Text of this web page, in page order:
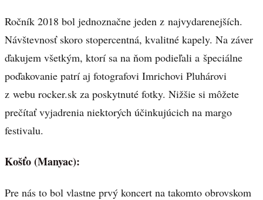
Ročník 2018 bol jednoznačne jeden z najvydarenejších.
Návštevnosť skoro stopercentná, kvalitné kapely. Na záver
ďakujem všetkým, ktorí sa na ňom podieľali a špeciálne
poďakovanie patrí aj fotografovi Imrichovi Pluhárovi
z webu rocker.sk za poskytnuté fotky. Nižšie si môžete
prečítať vyjadrenia niektorých účinkujúcich na margo
festivalu.
Košťo (Manyac):
Pre nás to bol vlastne prvý koncert na takomto obrovskom